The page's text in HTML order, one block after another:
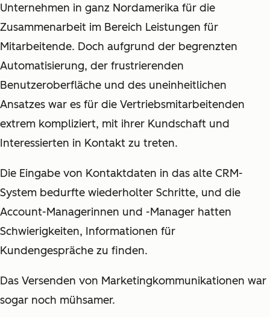
Unternehmen in ganz Nordamerika für die
Zusammenarbeit im Bereich Leistungen für
Mitarbeitende. Doch aufgrund der begrenzten
Automatisierung, der frustrierenden
Benutzeroberfläche und des uneinheitlichen
Ansatzes war es für die Vertriebsmitarbeitenden
extrem kompliziert, mit ihrer Kundschaft und
Interessierten in Kontakt zu treten.
Die Eingabe von Kontaktdaten in das alte CRM-
System bedurfte wiederholter Schritte, und die
Account-Managerinnen und -Manager hatten
Schwierigkeiten, Informationen für
Kundengespräche zu finden.
Das Versenden von Marketingkommunikationen war
sogar noch mühsamer.